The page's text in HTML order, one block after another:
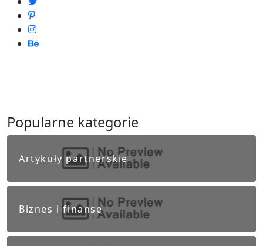
Popularne kategorie
Artykuły partnerskie
Biznes i finanse